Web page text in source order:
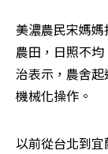
美濃農民宋媽
農田，日照不
治表示，農舍
機械化操作。
以前從台北到